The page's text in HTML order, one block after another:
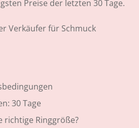
Preise der letzten 30 Tage.
Verkäufer für Schmuck
30 Tage
Ringgröße?